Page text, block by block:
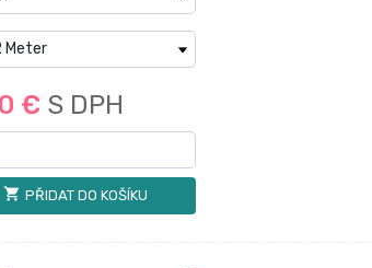
€ S DPH
shopping_cart PŘIDAT DO KOŠÍKU